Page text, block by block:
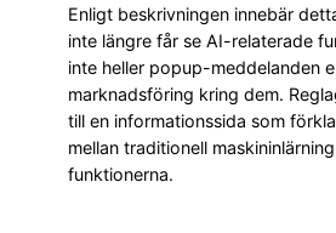
Enligt beskrivningen innebär
inte längre får se AI-relaterade
inte heller popup-meddelanden
marknadsföring kring dem.
till en informationssida som
mellan traditionell
funktionerna.